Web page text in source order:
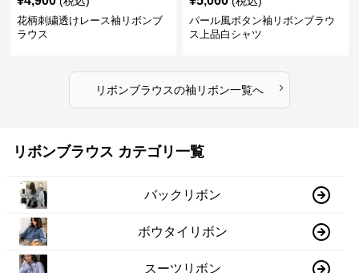
花柄刺繍透けレース袖リボンブ
ラウス
パール風ボタン袖リボンブラウ
ス上品白シャツ
リボンブラウスの袖リボン一覧へ ›
リボンブラウス カテゴリ一覧
バックリボン
ボウタイリボン
スーツリボン